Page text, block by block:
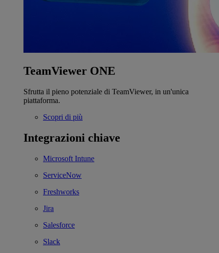
TeamViewer ONE
Sfrutta il pieno potenziale di TeamViewer, in un'unica
piattaforma.
Scopri di più
Integrazioni chiave
Microsoft Intune
ServiceNow
Freshworks
Jira
Salesforce
Slack